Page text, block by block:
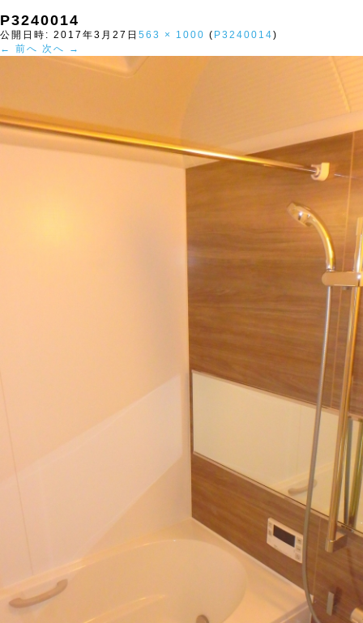
P3240014
公開日時: 2017年3月27日 563 × 1000 ( P3240014)
← 前へ 次へ →